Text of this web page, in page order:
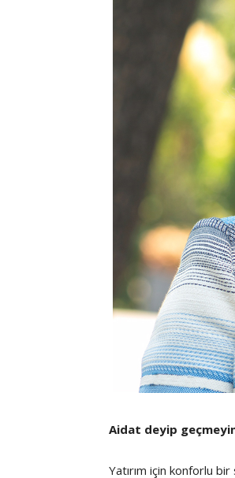
Aidat deyip
Yatırım için konforlu